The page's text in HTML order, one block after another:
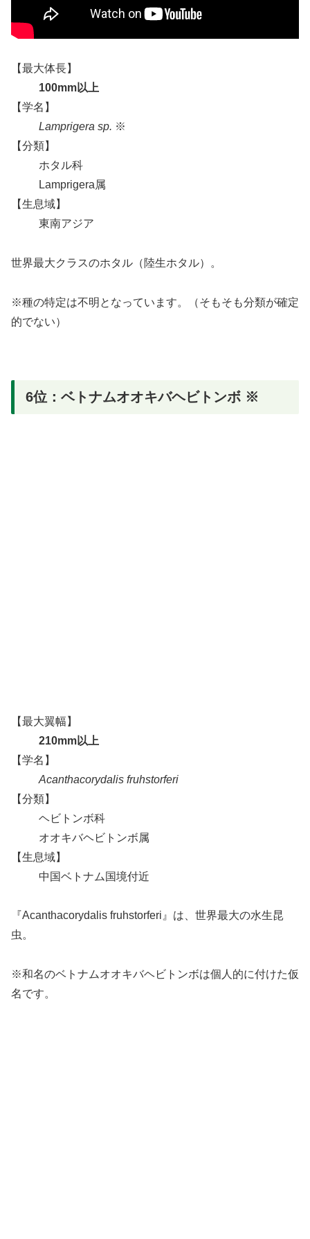
【最大体長】
100mm以上
【学名】
Lamprigera sp. ※
【分類】
ホタル科
Lamprigera属
【生息域】
東南アジア
世界最大クラスのホタル（陸生ホタル）。
※種の特定は不明となっています。（そもそも分類が確定
的でない）
6位：ベトナムオオキバヘビトンボ ※
【最大翼幅】
210mm以上
【学名】
Acanthacorydalis fruhstorferi
【分類】
ヘビトンボ科
オオキバヘビトンボ属
【生息域】
中国ベトナム国境付近
『Acanthacorydalis fruhstorferi』は、世界最大の水生昆
虫。
※和名のベトナムオオキバヘビトンボは個人的に付けた仮
名です。